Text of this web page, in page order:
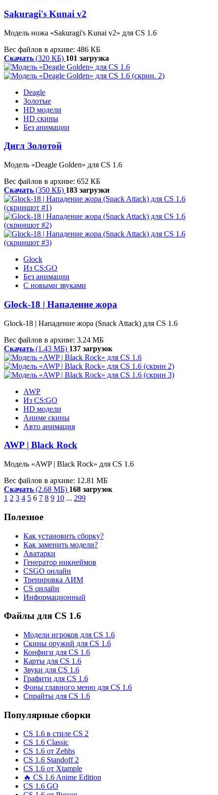
Sakuragi's Kunai v2
Модель ножа «Sakuragi's Kunai v2» для CS 1.6
Вес файлов в архиве: 486 КБ
Скачать (320 КБ) 101 загрузка
Deagle
Золотые
HD модели
HD скины
Без анимации
Дигл Золотой
Модель «Deagle Golden» для CS 1.6
Вес файлов в архиве: 652 КБ
Скачать (350 КБ) 183 загрузки
Glock
Из CS:GO
Без анимации
С новыми звуками
Glock-18 | Нападение жора
Glock-18 | Нападение жора (Snack Attack) для CS 1.6
Вес файлов в архиве: 3.24 МБ
Скачать (1.43 МБ) 137 загрузок
AWP
Из CS:GO
HD модели
Аниме скины
Авто анимация
AWP | Black Rock
Модель «AWP | Black Rock» для CS 1.6
Вес файлов в архиве: 12.81 МБ
Скачать (2.68 МБ) 168 загрузок
1 2 3 4 5 6 7 8 9 10 ... 299
Полезное
Как установить сборку?
Как заменить модели?
Аватарки
Генератор никнеймов
CSGO онлайн
Тренировка АИМ
CS онлайн
Информационный
Файлы для CS 1.6
Модели игроков для CS 1.6
Скины оружий для CS 1.6
Конфиги для CS 1.6
Карты для CS 1.6
Звуки для CS 1.6
Графити для CS 1.6
Фоны главного меню для CS 1.6
Спрайты для CS 1.6
Популярные сборки
CS 1.6 в стиле CS 2
CS 1.6 Classic
CS 1.6 от Zehhs
CS 1.6 Standoff 2
CS 1.6 от Xtample
🔥 CS 1.6 Anime Edition
CS 1.6 GO